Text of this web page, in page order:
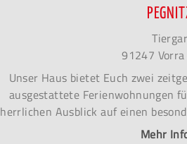
91247
Unser Haus bietet Euch zwei
ausgestattete Ferienwohnungen
herrlichen Ausblick auf einen
Mehr